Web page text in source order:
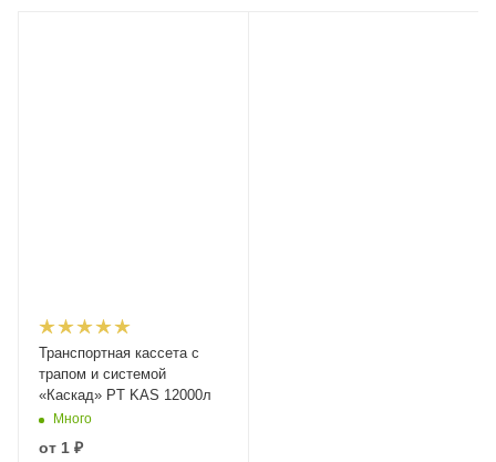
Транспортная кассета с
трапом и системой
«Каскад» PT KAS 12000л
Много
от 1 ₽